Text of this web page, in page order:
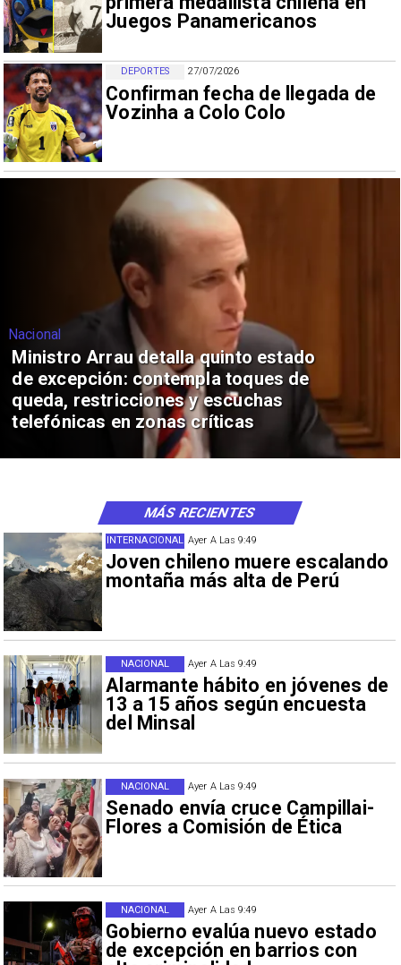
Juegos Panamericanos
27/07/2026
Confirman fecha de llegada de
Vozinha a Colo Colo
DEPORTES
Nacional
Ministro Arrau detalla quinto estado
de excepción: contempla toques de
queda, restricciones y escuchas
telefónicas en zonas críticas
Ayer A Las 9:49
Joven chileno muere escalando
montaña más alta de Perú
INTERNACIONAL
Ayer A Las 9:49
Alarmante hábito en jóvenes de
13 a 15 años según encuesta
del Minsal
NACIONAL
Ayer A Las 9:49
Senado envía cruce Campillai-
Flores a Comisión de Ética
NACIONAL
Ayer A Las 9:49
Gobierno evalúa nuevo estado
de excepción en barrios con
NACIONAL
MÁS RECIENTES